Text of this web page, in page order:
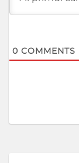
0 COMMENTS